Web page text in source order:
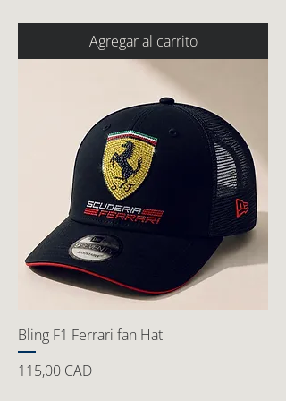
Agregar al carrito
Bling F1 Ferrari fan Hat
Precio
115,00 CAD